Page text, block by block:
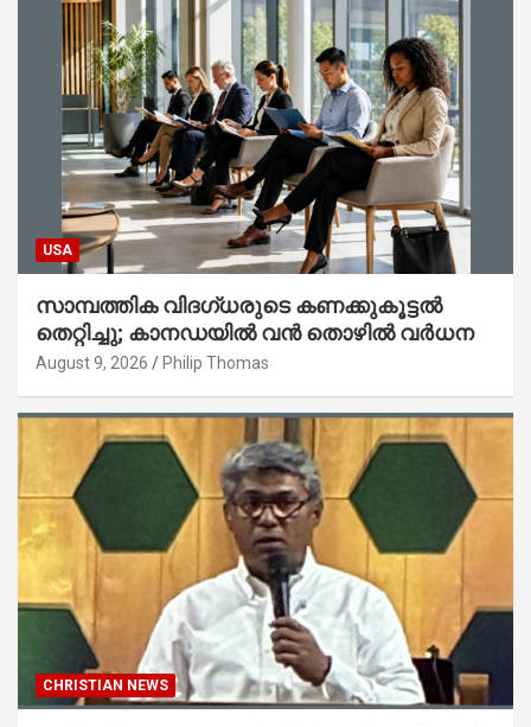
USA
സാമ്പത്തിക വിദഗ്ധരുടെ കണക്കുകൂട്ടൽ
തെറ്റിച്ചു; കാനഡയിൽ വൻ തൊഴിൽ വർധന
August 9, 2026 Philip Thomas
CHRISTIAN NEWS